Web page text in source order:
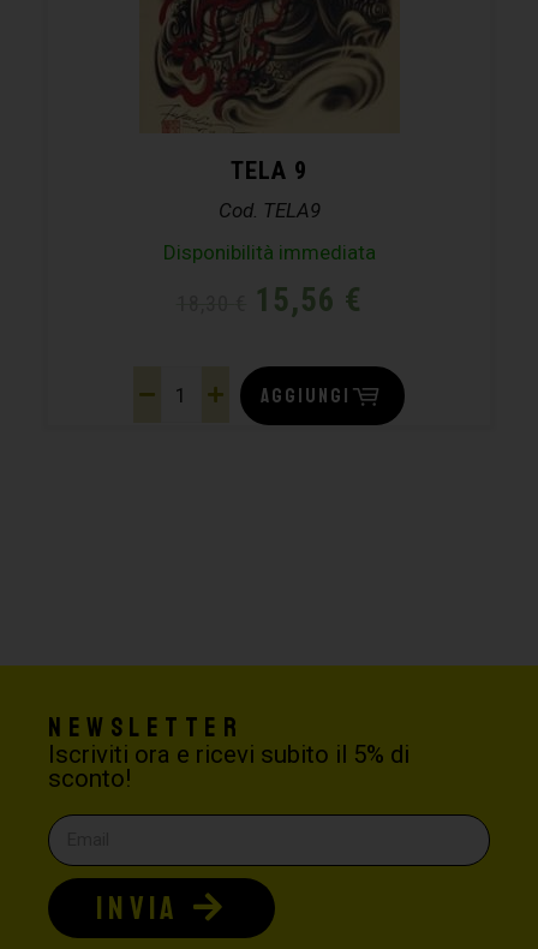
TELA 9
Cod. TELA9
Disponibilità immediata
15,56 €
AGGIUNGI
Newsletter
Iscriviti ora e ricevi subito il 5% di
sconto!
INVIA